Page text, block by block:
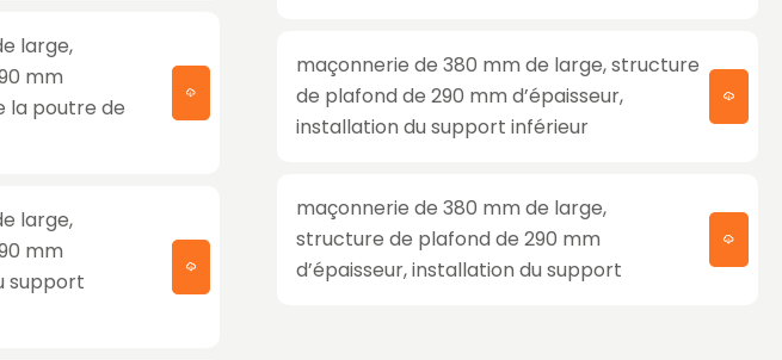
large,
mm
la poutre de
large,
mm
support
maçonnerie de 380 mm de large, structure
de plafond de 290 mm d’épaisseur,
installation du support inférieur
maçonnerie de 380 mm de large,
structure de plafond de 290 mm
d’épaisseur, installation du support